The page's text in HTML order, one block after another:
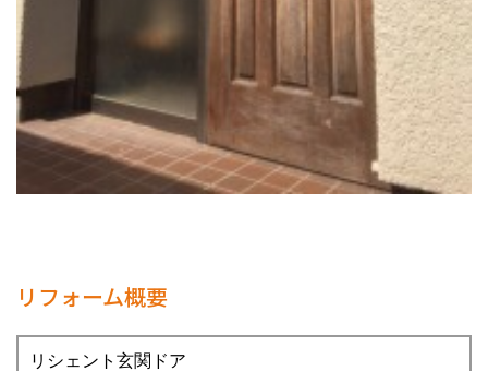
リフォーム概要
リシェント玄関ドア